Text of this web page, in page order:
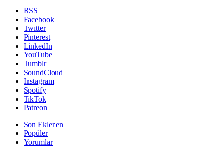
RSS
Facebook
Twitter
Pinterest
LinkedIn
YouTube
Tumblr
SoundCloud
Instagram
Spotify
TikTok
Patreon
Son Eklenen
Popüler
Yorumlar